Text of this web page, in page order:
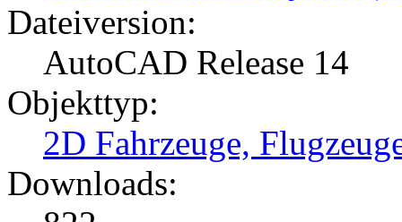
Dateiversion:
AutoCAD Release 14
Objekttyp:
2D Fahrzeuge,
Downloads: